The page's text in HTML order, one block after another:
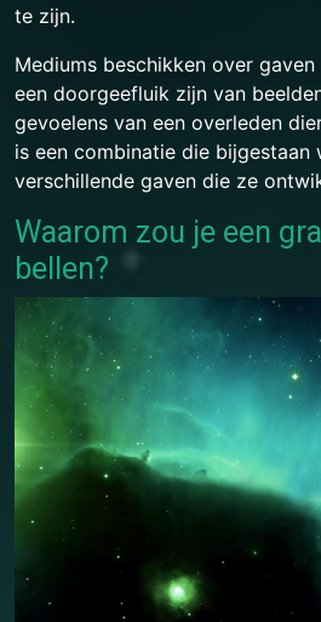
te zijn.
Mediums beschikken over
een doorgeefluik zijn van
gevoelens van een overleden
is een combinatie die
verschillende gaven die ze
Waarom zou je een
bellen?